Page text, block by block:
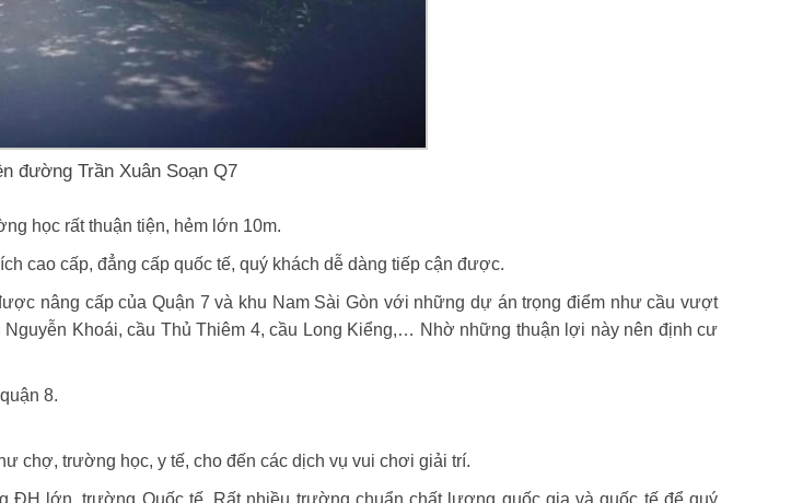
đường Trần Xuân Soạn Q7
học rất thuận tiện, hẻm lớn 10m.
cao cấp, đẳng cấp quốc tế, quý khách dễ dàng tiếp cận được.
nâng cấp của Quận 7 và khu Nam Sài Gòn với những dự án trọng điểm như cầu vượt
Khoái, cầu Thủ Thiêm 4, cầu Long Kiểng,… Nhờ những thuận lợi này nên định cư
8.
chợ, trường học, y tế, cho đến các dịch vụ vui chơi giải trí.